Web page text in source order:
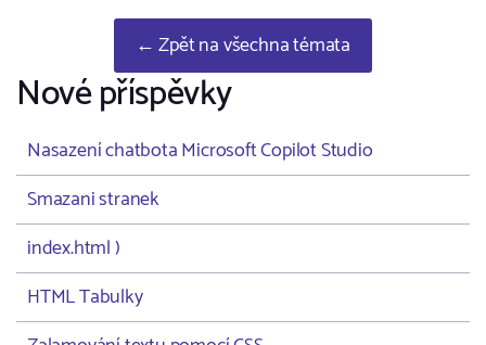
← Zpět na všechna témata
Nové příspěvky
Nasazení chatbota Microsoft Copilot Studio
Smazani stranek
index.html )
HTML Tabulky